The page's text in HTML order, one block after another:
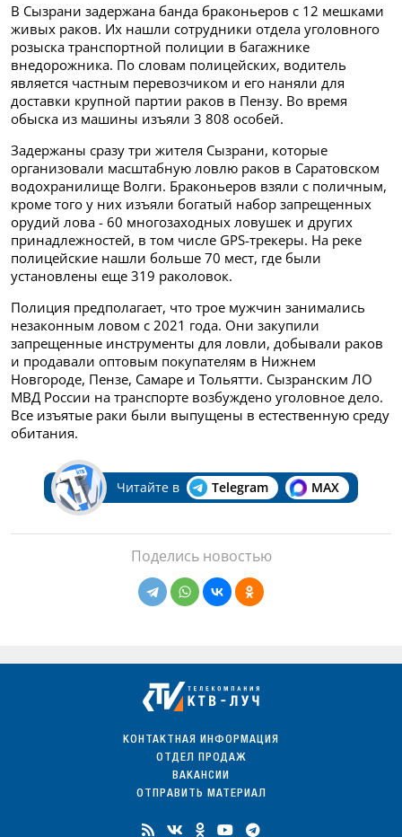
В Сызрани задержана банда браконьеров с 12 мешками
живых раков. Их нашли сотрудники отдела уголовного
розыска транспортной полиции в багажнике
внедорожника. По словам полицейских, водитель
является частным перевозчиком и его наняли для
доставки крупной партии раков в Пензу. Во время
обыска из машины изъяли 3 808 особей.
Задержаны сразу три жителя Сызрани, которые
организовали масштабную ловлю раков в Саратовском
водохранилище Волги. Браконьеров взяли с поличным,
кроме того у них изъяли богатый набор запрещенных
орудий лова - 60 многозаходных ловушек и других
принадлежностей, в том числе GPS-трекеры. На реке
полицейские нашли больше 70 мест, где были
установлены еще 319 раколовок.
Полиция предполагает, что трое мужчин занимались
незаконным ловом с 2021 года. Они закупили
запрещенные инструменты для ловли, добывали раков
и продавали оптовым покупателям в Нижнем
Новгороде, Пензе, Самаре и Тольятти. Сызранским ЛО
МВД России на транспорте возбуждено уголовное дело.
Все изъятые раки были выпущены в естественную среду
обитания.
Читайте в Telegram MAX
Поделись новостью
КОНТАКТНАЯ ИНФОРМАЦИЯ
ОТДЕЛ ПРОДАЖ
ВАКАНСИИ
ОТПРАВИТЬ МАТЕРИАЛ